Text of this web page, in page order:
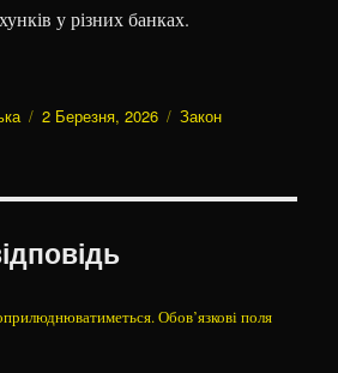
у різних банках.
Оприлюднено
2 Березня, 2026 Категорії
Закон
Обов’язкові поля